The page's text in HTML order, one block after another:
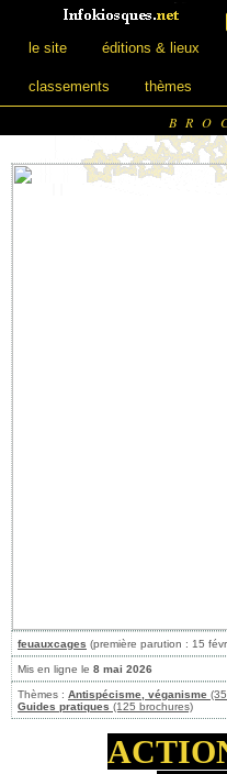
le site éditions & lieux
classements thèmes
feuauxcages (première parution : 15
Mis en ligne le 8 mai 2026
Thèmes : Antispécisme, véganisme
Guides pratiques (125 brochures)